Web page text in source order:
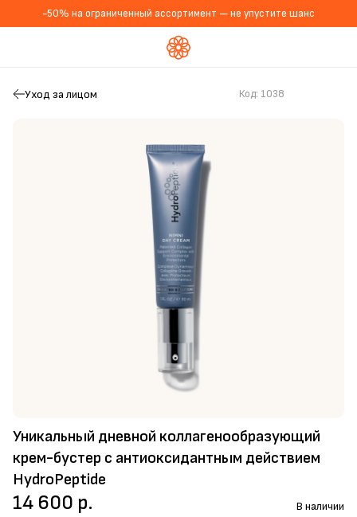
-50% на ограниченный ассортимент — не упустите шанс
Уход за лицом
Уникальный дневной коллагенообразующий
крем-бустер с антиоксидантным действием
HydroPeptide
Код: 1038
14 600 р. В наличии